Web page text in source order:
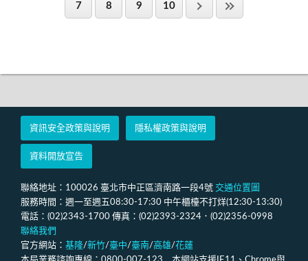
7 8 9 10
資訊安全政策與說明 隱私權政策與說明
資料開放宣告
聯絡地址：100026 臺北市中正區濟南路一段4號 交通位置圖
服務時間：週一至週五08:30-17:30 中午櫃檯不打烊(12:30-13:30)
電話：(02)2343-1700 傳真：(02)2393-2324．(02)2356-0998
聯絡我們
官方網站： 基隆/新竹/臺中/臺南/高雄/花蓮